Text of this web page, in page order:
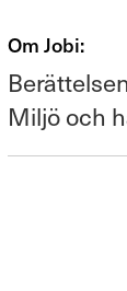
Om Jobi:
Miljö och